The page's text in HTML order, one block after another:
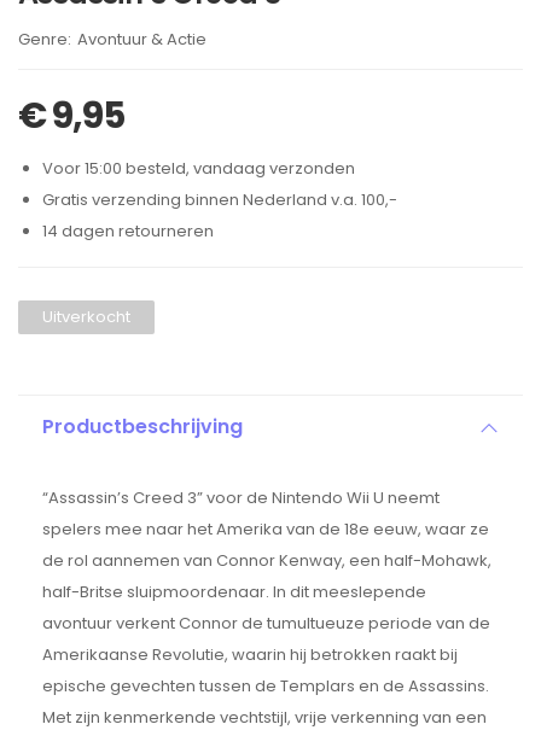
Brand:
Avontuur & Actie
€9,95
Voor 15:00 besteld, vandaag verzonden
Gratis verzending binnen Nederland v.a. 100,-
14 dagen retourneren
Uitverkocht
Productbeschrijving
“Assassin’s Creed 3” voor de Nintendo Wii U neemt
spelers mee naar het Amerika van de 18e eeuw, waar ze
de rol aannemen van Connor Kenway, een half-Mohawk,
half-Britse sluipmoordenaar. In dit meeslepende
avontuur verkent Connor de tumultueuze periode van de
Amerikaanse Revolutie, waarin hij betrokken raakt bij
epische gevechten tussen de Templars en de Assassins.
Met zijn kenmerkende vechtstijl, vrije verkenning van een